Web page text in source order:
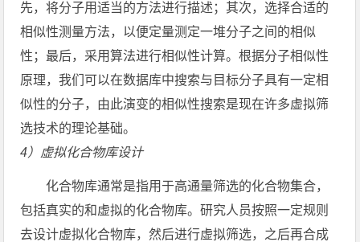
先，将分子用适当的方法进行描述；其次，选择合适的
相似性测量方法，以便定量测定一堆分子之间的相似
性；最后，采用算法进行相似性计算。根据分子相似性
原理，我们可以在数据库中搜索与目标分子具有一定相
似性的分子，由此演变的相似性搜索是现在许多虚拟筛
选技术的理论基础。
4） 虚拟化合物库设计
化合物库通常是指用于高通量筛选的化合物集合，
包括真实的和虚拟的化合物库。研究人员按照一定规则
去设计虚拟化合物库，然后进行虚拟筛选，之后再合成